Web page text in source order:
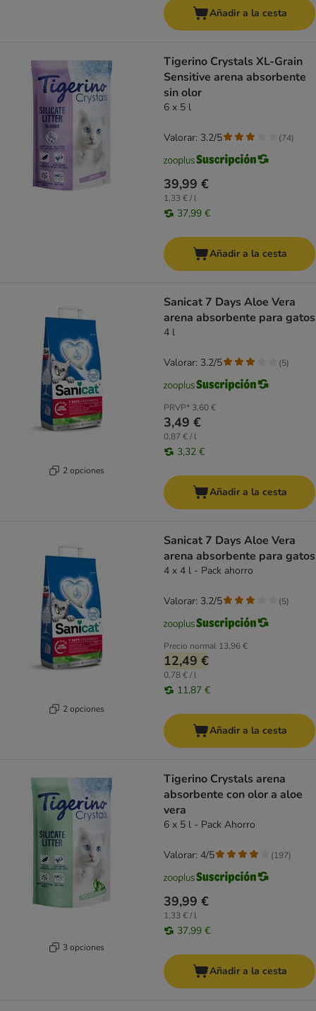
Añadir a la cesta
Tigerino Crystals XL-Grain
Sensitive arena absorbente
sin olor
6 x 5 l
39,99 €
1,33 € / l
37,99 €
Valorar: 3.2/5 (74)
Añadir a la cesta
2 opciones
Sanicat 7 Days Aloe Vera
arena absorbente para gatos
4 l
PRVP* 3,60 €
3,49 €
0,87 € / l
3,32 €
Valorar: 3.2/5 (5)
Añadir a la cesta
2 opciones
Sanicat 7 Days Aloe Vera
arena absorbente para gatos
4 x 4 l - Pack ahorro
Precio normal 13,96 €
12,49 €
0,78 € / l
11,87 €
Valorar: 3.2/5 (5)
Añadir a la cesta
3 opciones
Tigerino Crystals arena
absorbente con olor a aloe
vera
6 x 5 l - Pack Ahorro
39,99 €
1,33 € / l
37,99 €
Valorar: 4/5 (197)
Añadir a la cesta